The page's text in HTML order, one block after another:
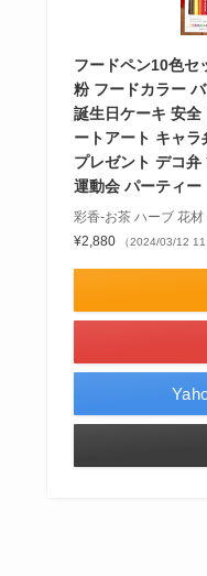
フードペン10色セ
粉 フードカラー
誕生日ケーキ 安全
ートアート キャ
プレゼント デコ
運動会 パーティー
彩香-お茶 ハーブ 花材
¥2,880
（2024/03/12